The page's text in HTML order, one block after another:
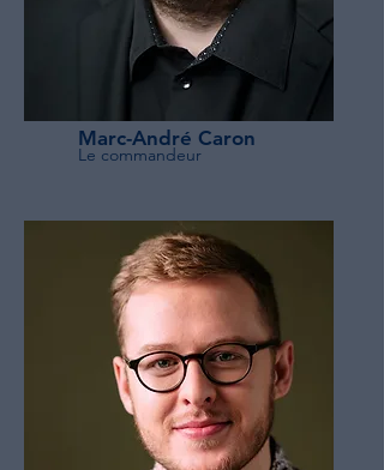
Marc-André Caron
Le commandeur